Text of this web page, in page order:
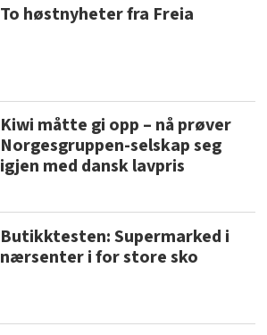
To høstnyheter fra Freia
Kiwi måtte gi opp – nå prøver
Norgesgruppen-selskap seg
igjen med dansk lavpris
Butikktesten: Supermarked i
nærsenter i for store sko